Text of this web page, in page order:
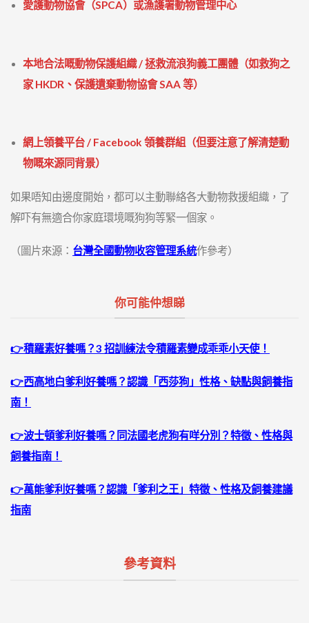
愛護動物協會（SPCA）或漁護署動物管理中心
本地合法嘅動物保護組織 / 拯救流浪狗義工團體（如救狗之
家 HKDR、保護遺棄動物協會 SAA 等）
網上領養平台 / Facebook 領養群組（但要注意了解清楚動
物嘅來源同背景）
如果唔知由邊度開始，都可以主動聯絡各大動物救援組織，了
解吓有無適合你家庭環境嘅狗狗等緊一個家。
（圖片來源： 台灣全國動物收容管理系統作參考）
你可能仲想睇
👉積羅素好養嗎？3 招訓練法令積羅素變成乖乖小天使！
👉西高地白爹利好養嗎？認識「西莎狗」性格、缺點與飼養指
南！
👉波士頓爹利好養嗎？同法國老虎狗有咩分別？特徵、性格與
飼養指南！
👉萬能爹利好養嗎？認識「爹利之王」特徵、性格及飼養建議
指南
參考資料